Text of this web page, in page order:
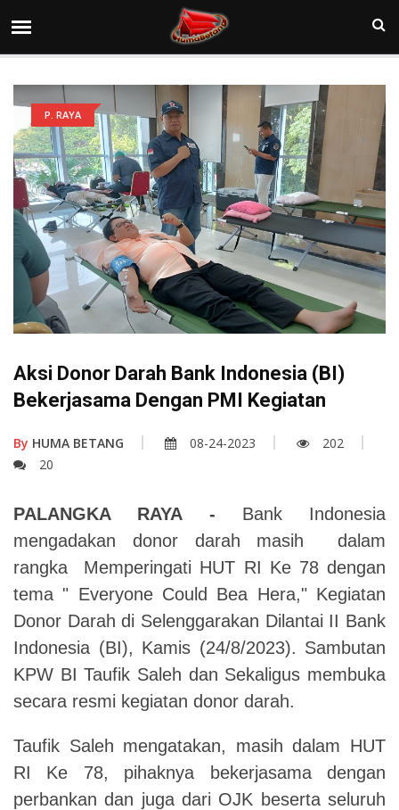
P. RAYA
Aksi Donor Darah Bank Indonesia (BI)
Bekerjasama Dengan PMI Kegiatan
By HUMA BETANG 08-24-2023
202
20
PALANGKA RAYA - Bank Indonesia
mengadakan donor darah masih dalam
rangka Memperingati HUT RI Ke 78 dengan
tema " Everyone Could Bea Hera," Kegiatan
Donor Darah di Selenggarakan Dilantai II Bank
Indonesia (BI), Kamis (24/8/2023). Sambutan
KPW BI Taufik Saleh dan Sekaligus membuka
secara resmi kegiatan donor darah.
Taufik Saleh mengatakan, masih dalam HUT
RI Ke 78, pihaknya bekerjasama dengan
perbankan dan juga dari OJK beserta seluruh